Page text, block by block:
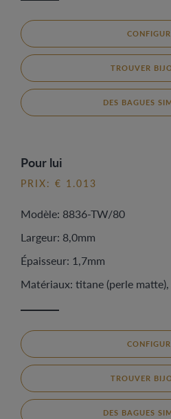
TROUVER
DES BAGUES
Pour lui
PRIX: € 1.013
Modèle: 8836-TW/80
Largeur: 8,0mm
Épaisseur: 1,7mm
Matériaux: titane (perle
TROUVER
DES BAGUES